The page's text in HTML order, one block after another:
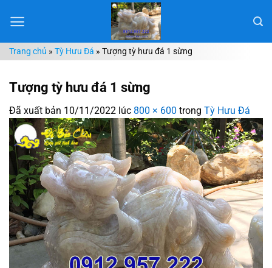
đến
dungTrang chủ » Tỳ Hưu Đá » Tượng tỳ hưu đá 1 sừng
Tượng tỳ hưu đá 1 sừng
Đã xuất bản 10/11/2022 lúc 800 × 600 trong Tỳ Hưu Đá